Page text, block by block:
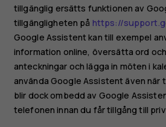
tillgänglig ersätts funktionen av
tillgängligheten på https://
Google Assistent kan till exempel
information online, översätta ord
anteckningar och lägga in möten i
använda Google Assistent även när
blir dock ombedd av Google
telefonen innan du får tillgång till